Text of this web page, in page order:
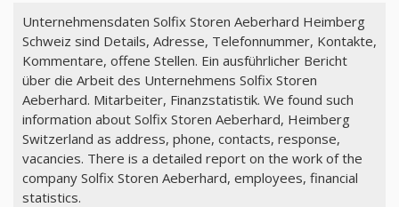
Unternehmensdaten Solfix Storen Aeberhard Heimberg
Schweiz sind Details, Adresse, Telefonnummer, Kontakte,
Kommentare, offene Stellen. Ein ausführlicher Bericht
über die Arbeit des Unternehmens Solfix Storen
Aeberhard. Mitarbeiter, Finanzstatistik. We found such
information about Solfix Storen Aeberhard, Heimberg
Switzerland as address, phone, contacts, response,
vacancies. There is a detailed report on the work of the
company Solfix Storen Aeberhard, employees, financial
statistics.